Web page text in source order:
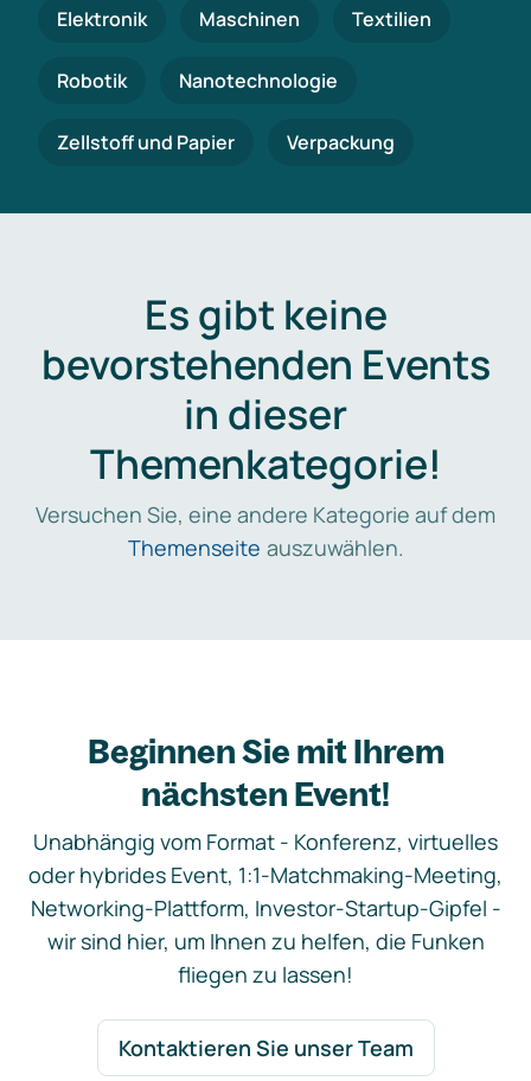
Elektronik Maschinen Textilien
Robotik Nanotechnologie
Zellstoff und Papier Verpackung
Es gibt keine
bevorstehenden Events
in dieser
Themenkategorie!
Versuchen Sie, eine andere Kategorie auf dem
Themenseite auszuwählen.
Beginnen Sie mit Ihrem
nächsten Event!
Unabhängig vom Format - Konferenz, virtuelles
oder hybrides Event, 1:1-Matchmaking-Meeting,
Networking-Plattform, Investor-Startup-Gipfel -
wir sind hier, um Ihnen zu helfen, die Funken
fliegen zu lassen!
Kontaktieren Sie unser Team